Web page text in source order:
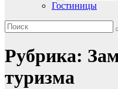
Гостиницы
Рубрика:
туризма